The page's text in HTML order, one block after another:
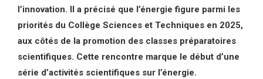
l’innovation. Il a précisé que l’énergie figure parmi les
priorités du Collège Sciences et Techniques en 2025,
aux côtés de la promotion des classes préparatoires
scientifiques. Cette rencontre marque le début d’une
série d’activités scientifiques sur l’énergie.